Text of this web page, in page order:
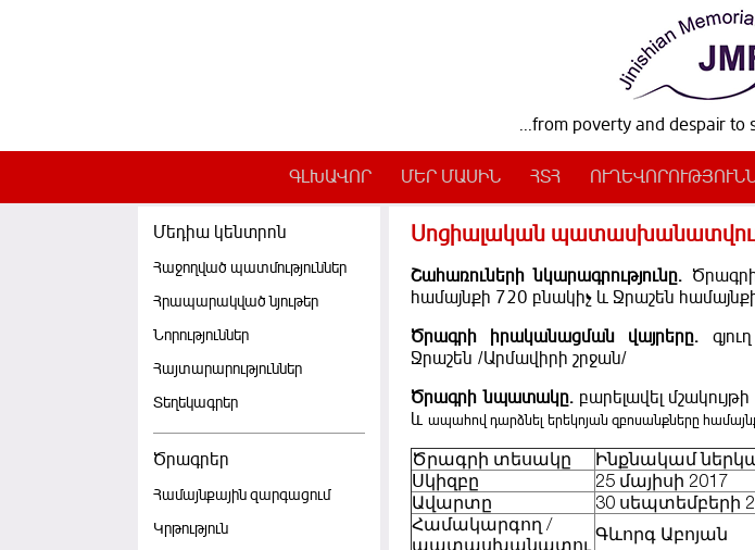
...from poverty and despair to
ԳԼԽԱՎՈՐ ՄԵՐ ՄԱՍԻՆ ՀՏՀ
Մեդիա կենտրոն
Հաջողված պատմություններ
Հրապարակված նյութեր
Նորություններ
Հայտարարություններ
Տեղեկագրեր
Ծրագրեր
Համայնքային զարգացում
Կրթություն
Սոցիալական
Շահառուների նկարագրությունը.
համայնքի 720 բնակիչ և Ջրաշեն
Ծրագրի իրականացման վայրերը.
Ջրաշեն /Արմավիրի շրջան/
Ծրագրի նպատակը. բարելավել
ևապահով դարձնելերեկոյան զբոսանքները
Ծրագրի տեսակը
Ինքնակամ
Սկիզբը
25 մայիսի 2017
Ավարտը
30 սեպտեմբերի
Համակարգող /
պատասխանատու
Գևորգ Աբոյան